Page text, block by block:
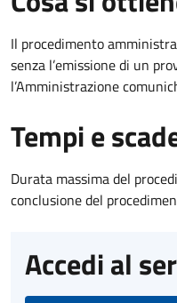
Il procedimento
senza l’emissione di un
l’Amministrazione
Tempi e
Durata massima del
conclusione del
Accedi al